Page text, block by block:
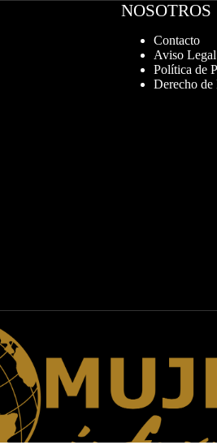
NOSOTROS
Contacto
Aviso Legal
Política de
Derecho de